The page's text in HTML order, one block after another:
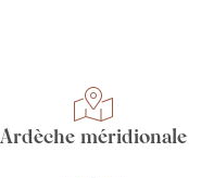
Ardèche méridionale